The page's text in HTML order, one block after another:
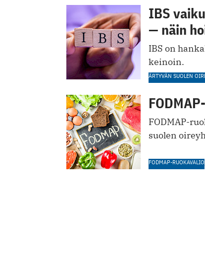
IBS
— näin
IBS on
keinoin.
ÄRTYVÄN SUOLEN
FODMAP-
suolen
FODMAP-RUOKAVALIO